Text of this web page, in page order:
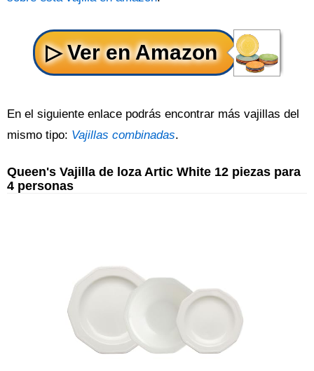
En el siguiente enlace podrás encontrar más vajillas del
mismo tipo: Vajillas combinadas.
Queen's Vajilla de loza Artic White 12 piezas para
4 personas